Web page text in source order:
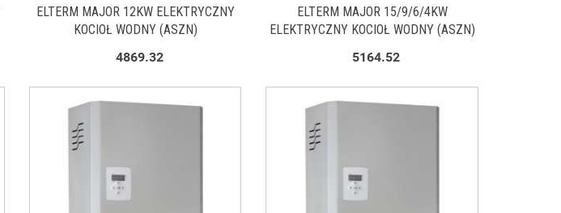
ELTERM MAJOR 12KW ELEKTRYCZNY
KOCIOŁ WODNY (ASZN)
4869.32
ELTERM MAJOR 15/9/6/4KW
ELEKTRYCZNY KOCIOŁ WODNY (ASZN)
5164.52